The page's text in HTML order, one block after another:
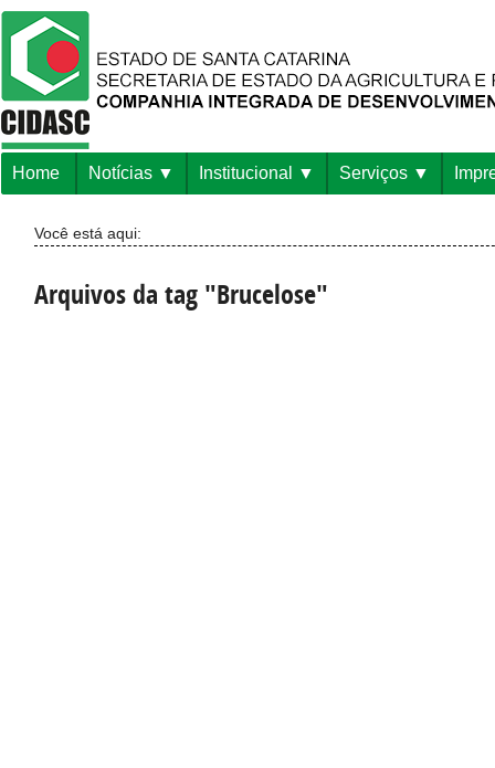
Home Notícias Institucional Serviços
Você está aqui:
Arquivos da tag "Brucelose"